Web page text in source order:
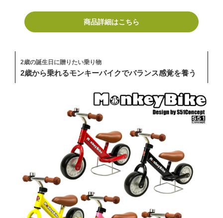
商品詳細はこちら
2歳の誕生日に贈りたい乗り物
2歳から乗れるモンキーバイクでバランス感覚を養う